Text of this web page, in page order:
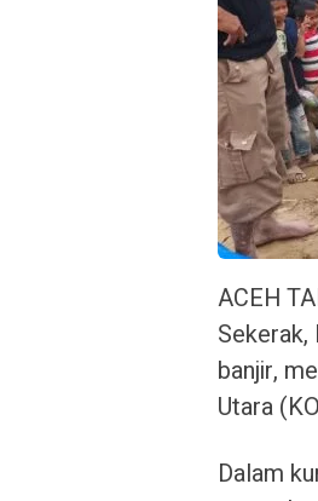
ACEH
Sekerak,
banjir,
Utara
Dalam